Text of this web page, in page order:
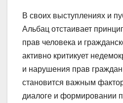
В своих выступлениях и
Альбац отстаивает
прав человека и
активно критикует
и нарушения прав
становится важным
диалоге и формировании